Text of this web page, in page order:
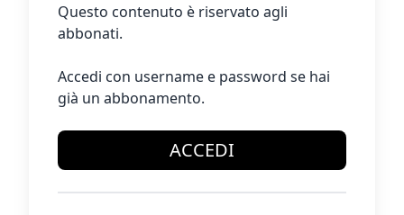
Questo contenuto è riservato agli
abbonati.
Accedi con username e password se hai
già un abbonamento.
ACCEDI